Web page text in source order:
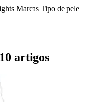
Marcas Tipo de pele
artigos